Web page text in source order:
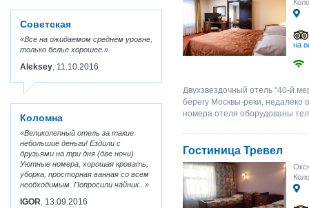
Советская
Все на ожидаемом среднем уровне,
только белье хорошее.
Aleksey 11.10.2016
Коломна
Великолепный отель за такие
небольшие деньги! Ездили с
друзьями на три дня (две ночи).
Уютные номера, хорошая кровать,
уборка, просторная ванная со всем
необходимым. Попросили чайник...
IGOR 13.09.2016
на
Двухзвездочный отель "40-й
берегу Москвы-реки, недалеко
номера отеля оборудованы
Гостиница Тревел